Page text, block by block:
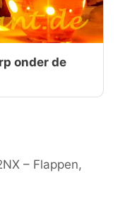
onder de
– Flappen,